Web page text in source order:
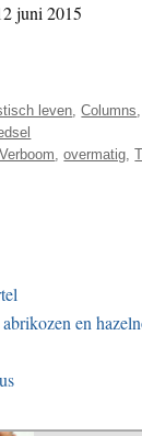
leven,Columns
,overmatig,
en